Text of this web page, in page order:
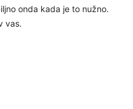
onda kada je to nužno.
vas.